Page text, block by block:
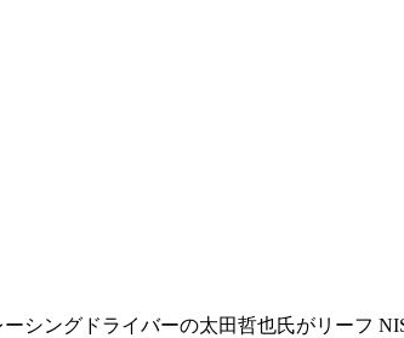
シングドライバーの太田哲也氏がリーフ